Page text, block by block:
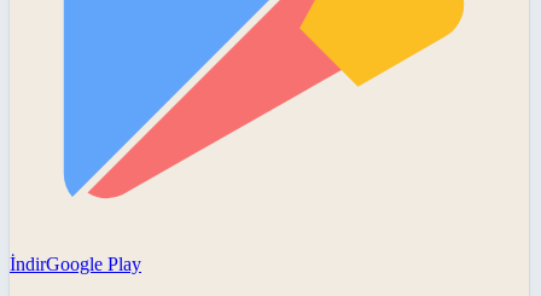
İndirGoogle Play